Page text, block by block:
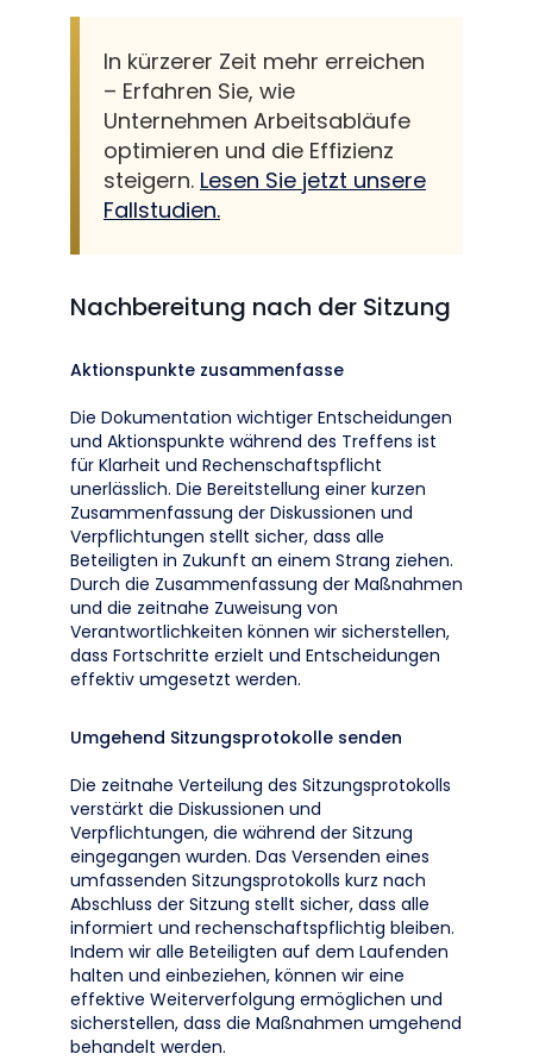
In kürzerer Zeit mehr erreichen
– Erfahren Sie, wie
Unternehmen Arbeitsabläufe
optimieren und die Effizienz
steigern. Lesen Sie jetzt unsere
Fallstudien.
Nachbereitung nach der Sitzung
Aktionspunkte zusammenfasse
Die Dokumentation wichtiger Entscheidungen
und Aktionspunkte während des Treffens ist
für Klarheit und Rechenschaftspflicht
unerlässlich. Die Bereitstellung einer kurzen
Zusammenfassung der Diskussionen und
Verpflichtungen stellt sicher, dass alle
Beteiligten in Zukunft an einem Strang ziehen.
Durch die Zusammenfassung der Maßnahmen
und die zeitnahe Zuweisung von
Verantwortlichkeiten können wir sicherstellen,
dass Fortschritte erzielt und Entscheidungen
effektiv umgesetzt werden.
Umgehend Sitzungsprotokolle senden
Die zeitnahe Verteilung des Sitzungsprotokolls
verstärkt die Diskussionen und
Verpflichtungen, die während der Sitzung
eingegangen wurden. Das Versenden eines
umfassenden Sitzungsprotokolls kurz nach
Abschluss der Sitzung stellt sicher, dass alle
informiert und rechenschaftspflichtig bleiben.
Indem wir alle Beteiligten auf dem Laufenden
halten und einbeziehen, können wir eine
effektive Weiterverfolgung ermöglichen und
sicherstellen, dass die Maßnahmen umgehend
behandelt werden.